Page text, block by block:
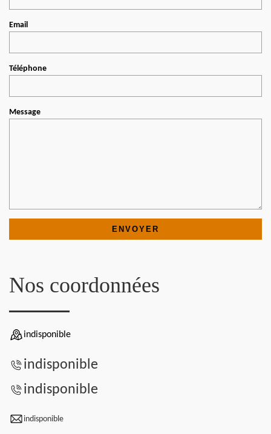
Email
Téléphone
Message
Nos coordonnées
indisponible
indisponible
indisponible
indisponible